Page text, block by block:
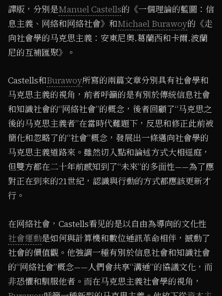
譯版，分別是Manuel Castells的《⼀個理論的藍圖：信
息主義、⽹絡和⽹絡社會》和Michael Burawoy的《⾛
向社會學的⻢克思主義：安東尼奧.葛蘭⻄和卡爾.波蘭
尼的互補匯聚》。
Castells和Burawoy所寫的兩篇⽂章分別具有社會學和
⻢克思主義的視⻆，前者呼籲的是有別於傳統信息社會
和知識社會的“⽹絡社會”的概念，後者回顧了“⻢克思之
後的⻢克思主義者”在當時代難題下，反思和修正此前被
簡化和忽略了的“社會”概念，發展出⼀條邁向社會學的
⻢克思主義道路來。雖然切⼊點和論述⽅式⼤相逕庭，
但雙⽅都在⼆⼗年前感知到了“未來”的多⾯性——為了應
對正在到來的21世紀，認識與⾏動的⽅式都應該更新才
⾏。
在⽹絡社會，Castells看⻅的是以⾃由為導向的⽂化性
社會運動是如何與計算機和數位通訊⾰命相伴，撼動了
社會的價值觀。他強調⼀種有別於信息社會和知識社會
的“⽹絡社會”概念——⼈們會共享“溝通”的協議⽂化，⽽
⾮恐懼和馴服他者。⽽在⻢克思主義社會學的視⻆，